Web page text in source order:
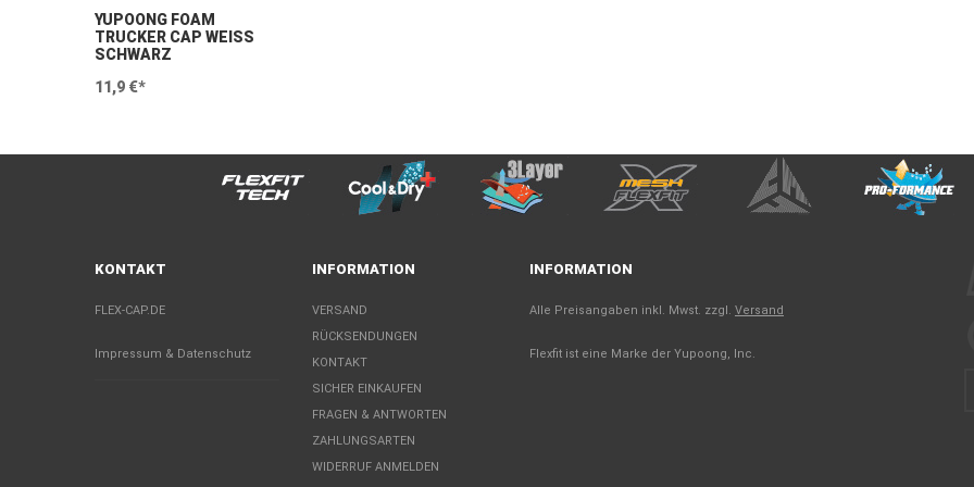
YUPOONG FOAM
TRUCKER CAP WEISS S
CHWARZ
11,9 €*
KONTAKT
FLEX-CAP.DE
Impressum & Datenschutz
INFORMATION
VERSAND
RÜCKSENDUNGEN
KONTAKT
SICHER EINKAUFEN
FRAGEN & ANTWORTEN
ZAHLUNGSARTEN
WIDERRUF ANMELDEN
INFORMATION
Alle Preisangaben inkl. Mwst. zzgl. Versand
Flexfit ist eine Marke der Yupoong, Inc.